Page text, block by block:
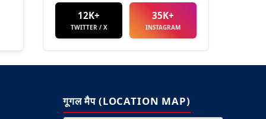
12K+
TWITTER / X
35K+
INSTAGRAM
गूगल मैप (LOCATION MAP)